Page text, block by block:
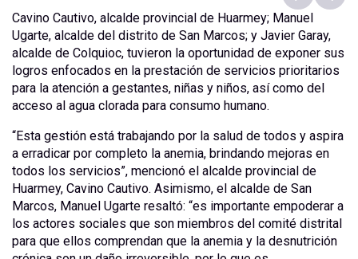
Cavino Cautivo, alcalde provincial de Huarmey; Manuel
Ugarte, alcalde del distrito de San Marcos; y Javier Garay,
alcalde de Colquioc, tuvieron la oportunidad de exponer sus
logros enfocados en la prestación de servicios prioritarios
para la atención a gestantes, niñas y niños, así como del
acceso al agua clorada para consumo humano.
“Esta gestión está trabajando por la salud de todos y aspira
a erradicar por completo la anemia, brindando mejoras en
todos los servicios”, mencionó el alcalde provincial de
Huarmey, Cavino Cautivo. Asimismo, el alcalde de San
Marcos, Manuel Ugarte resaltó: “es importante empoderar a
los actores sociales que son miembros del comité distrital
para que ellos comprendan que la anemia y la desnutrición